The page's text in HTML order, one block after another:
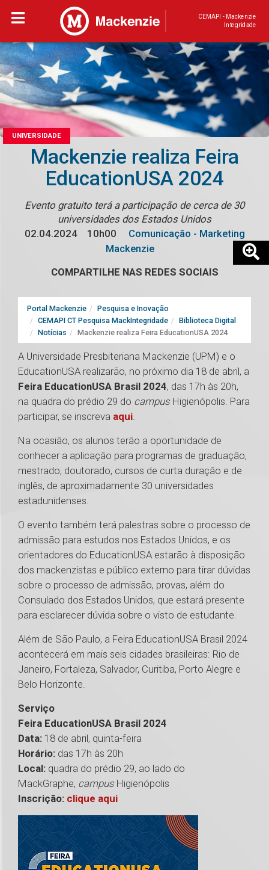
CEMAPI - Mackenzie
Integridade
UNIVERSIDADE
Mackenzie realiza Feira
EducationUSA 2024
Evento gratuito terá a participação de cerca de 30
universidades dos Estados Unidos
02.04.2024
10h00
Comunicação - Marketing
Mackenzie
COMPARTILHE NAS REDES SOCIAIS
Portal Mackenzie
Pesquisa e Inovação
CEMAPI CT Pesquisa MackIntegridade
Biblioteca Digital
Notícias
Mackenzie realiza Feira EducationUSA 2024
A Universidade Presbiteriana Mackenzie (UPM) e o
EducationUSA realizarão, no próximo dia 18 de abril, a
Feira EducationUSA Brasil 2024, das 17h às 20h,
na quadra do prédio 29 do campus Higienópolis. Para
participar, se inscreva aqui.
Na ocasião, os alunos terão a oportunidade de
conhecer a aplicação para programas de graduação,
mestrado, doutorado, cursos de curta duração e de
inglês, de aproximadamente 30 universidades
estadunidenses.
O evento também terá palestras sobre o processo de
admissão para estudos nos Estados Unidos, e os
orientadores do EducationUSA estarão à disposição
dos mackenzistas e público externo para tirar dúvidas
sobre o processo de admissão, provas, além do
Consulado dos Estados Unidos, que estará presente
para esclarecer dúvida sobre o visto de estudante.
Além de São Paulo, a Feira EducationUSA Brasil 2024
acontecerá em mais seis cidades brasileiras: Rio de
Janeiro, Fortaleza, Salvador, Curitiba, Porto Alegre e
Belo Horizonte.
Serviço
Feira EducationUSA Brasil 2024
Data: 18 de abril, quinta-feira
Horário: das 17h às 20h
Local: quadra do prédio 29, ao lado do
MackGraphe, campus Higienópolis
Inscrição: clique aqui